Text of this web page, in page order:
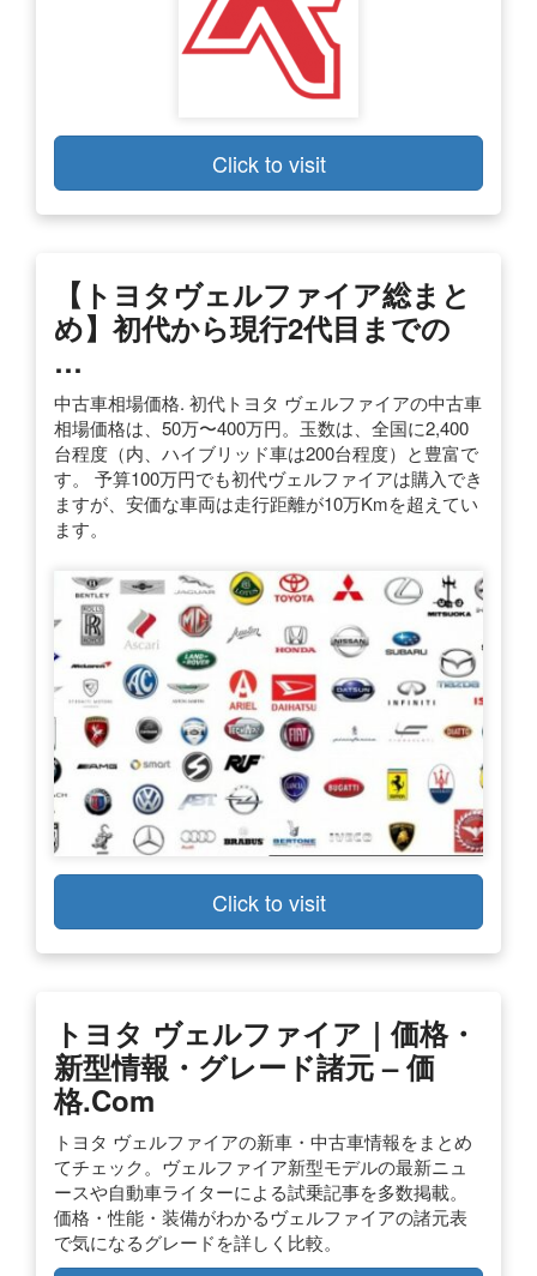
Click to visit
【トヨタヴェルファイア総まと
め】初代から現行2代目までの
…
中古車相場価格. 初代トヨタ ヴェルファイアの中古車
相場価格は、50万〜400万円。玉数は、全国に2,400
台程度（内、ハイブリッド車は200台程度）と豊富で
す。 予算100万円でも初代ヴェルファイアは購入でき
ますが、安価な車両は走行距離が10万Kmを超えてい
ます。
Click to visit
トヨタ ヴェルファイア｜価格・
新型情報・グレード諸元 – 価
格.com
トヨタ ヴェルファイアの新車・中古車情報をまとめ
てチェック。ヴェルファイア新型モデルの最新ニュ
ースや自動車ライターによる試乗記事を多数掲載。
価格・性能・装備がわかるヴェルファイアの諸元表
で気になるグレードを詳しく比較。